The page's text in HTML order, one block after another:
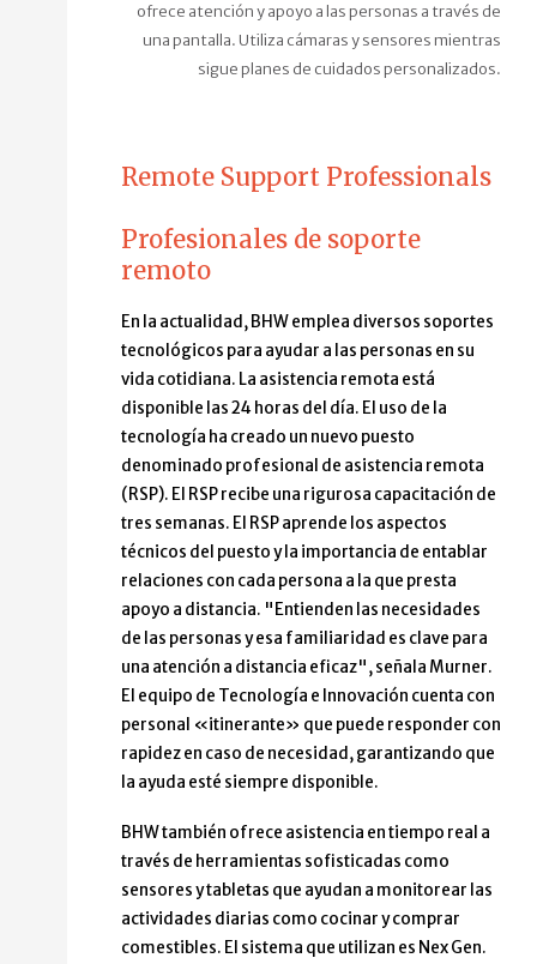
ofrece atención y apoyo a las personas a través de
una pantalla. Utiliza cámaras y sensores mientras
sigue planes de cuidados personalizados.
Remote Support Professionals
Profesionales de soporte
remoto
En la actualidad, BHW emplea diversos soportes
tecnológicos para ayudar a las personas en su
vida cotidiana. La asistencia remota está
disponible las 24 horas del día. El uso de la
tecnología ha creado un nuevo puesto
denominado profesional de asistencia remota
(RSP). El RSP recibe una rigurosa capacitación de
tres semanas. El RSP aprende los aspectos
técnicos del puesto y la importancia de entablar
relaciones con cada persona a la que presta
apoyo a distancia. "Entienden las necesidades
de las personas y esa familiaridad es clave para
una atención a distancia eficaz", señala Murner.
El equipo de Tecnología e Innovación cuenta con
personal «itinerante» que puede responder con
rapidez en caso de necesidad, garantizando que
la ayuda esté siempre disponible.
BHW también ofrece asistencia en tiempo real a
través de herramientas sofisticadas como
sensores y tabletas que ayudan a monitorear las
actividades diarias como cocinar y comprar
comestibles. El sistema que utilizan es Nex Gen.